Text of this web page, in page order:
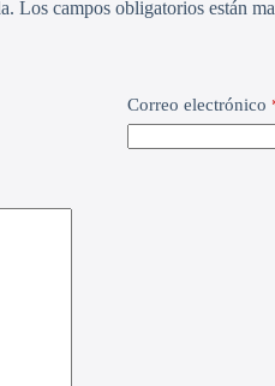
Los campos obligatorios están
Correo electrónico